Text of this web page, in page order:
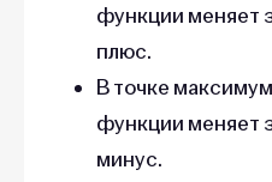
функции меняет
плюс.
В точке
функции меняет
минус.